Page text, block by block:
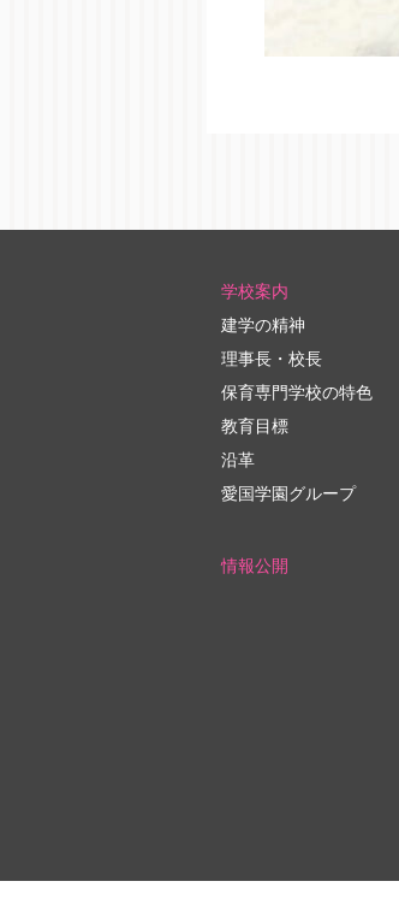
学校案内
建学の精神
理事長・校長
保育専門学校の特色
教育目標
沿革
愛国学園グループ
情報公開